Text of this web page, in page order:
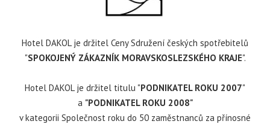
Hotel DAKOL je držitel Ceny Sdružení českých spotřebitelů
"SPOKOJENÝ ZÁKAZNÍK MORAVSKOSLEZSKÉHO KRAJE".
Hotel DAKOL je držitel titulu "PODNIKATEL ROKU 2007"
a "PODNIKATEL ROKU 2008"
v kategorii Společnost roku do 50 zaměstnanců za přínosné